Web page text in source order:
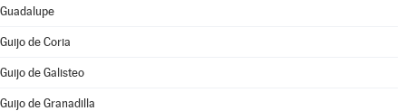
Guadalupe
Guijo de Coria
Guijo de Galisteo
Guijo de Granadilla